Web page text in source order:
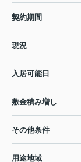
契約期間
現況
入居可能日
敷金積み増し
その他条件
用途地域